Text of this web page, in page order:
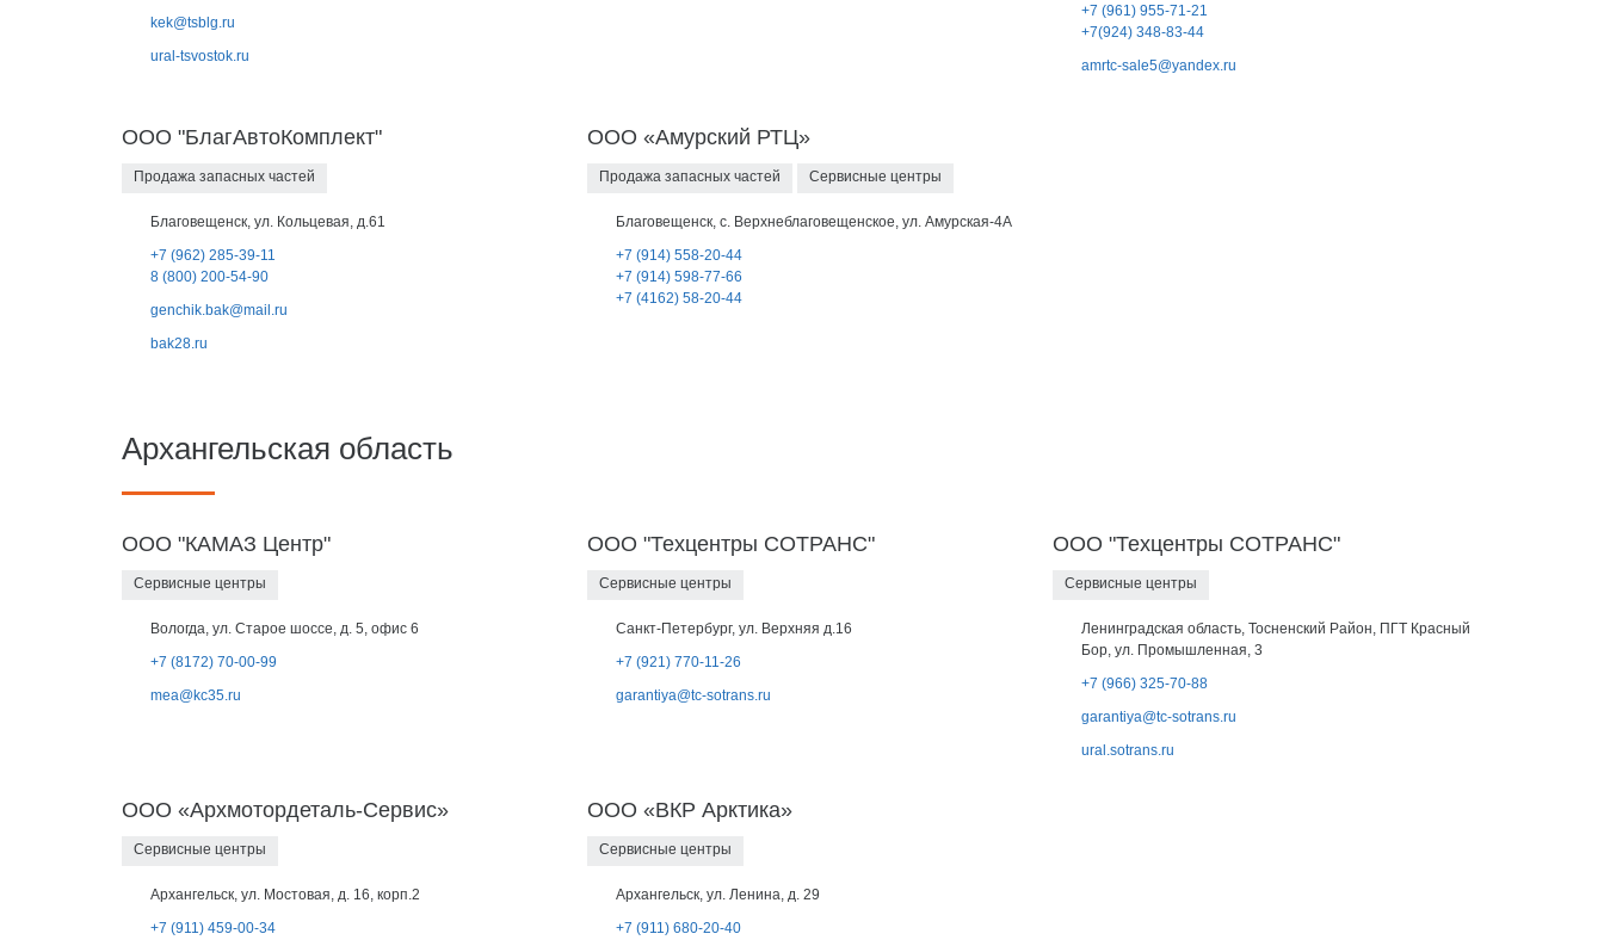
kek@tsblg.ru
ural-tsvostok.ru
+7 (961) 955-71-21
+7(924) 348-83-44
amrtc-sale5@yandex.ru
ООО "БлагАвтоКомплект"
Продажа запасных частей
Благовещенск, ул. Кольцевая, д.61
+7 (962) 285-39-11
8 (800) 200-54-90
genchik.bak@mail.ru
bak28.ru
ООО «Амурский РТЦ»
Продажа запасных частей Сервисные центры
Благовещенск, с. Верхнеблаговещенское, ул. Амурская-4А
+7 (914) 558-20-44
+7 (914) 598-77-66
+7 (4162) 58-20-44
Архангельская область
ООО "КАМАЗ Центр"
Сервисные центры
Вологда, ул. Старое шоссе, д. 5, офис 6
+7 (8172) 70-00-99
mea@kc35.ru
ООО "Техцентры СОТРАНС"
Сервисные центры
Санкт-Петербург, ул. Верхняя д.16
+7 (921) 770-11-26
garantiya@tc-sotrans.ru
ООО "Техцентры СОТРАНС"
Сервисные центры
Ленинградская область, Тосненский Район, ПГТ Красный
Бор, ул. Промышленная, 3
+7 (966) 325-70-88
garantiya@tc-sotrans.ru
ural.sotrans.ru
ООО «Архмотордеталь-Сервис»
Сервисные центры
Архангельск, ул. Мостовая, д. 16, корп.2
+7 (911) 459-00-34
ООО «ВКР Арктика»
Сервисные центры
Архангельск, ул. Ленина, д. 29
+7 (911) 680-20-40